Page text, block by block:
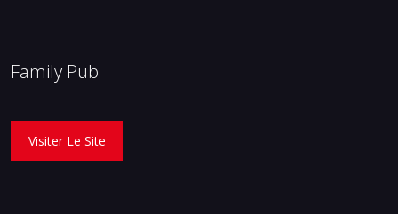
Family Pub
Visiter Le Site